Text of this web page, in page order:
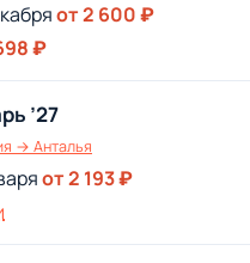
от 2 600 ₽
₽
’27
→ Анталья
от 2 193 ₽